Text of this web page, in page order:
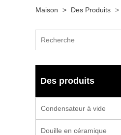
Maison > Des Produits >
Des produits
Condensateur à vide
Douille en céramique